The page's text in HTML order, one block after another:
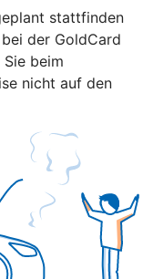
stattfinden
der GoldCard
beim
nicht auf den